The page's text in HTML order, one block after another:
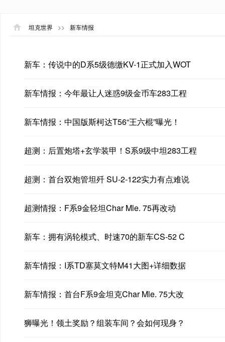
坦克世界 >> 新车情报
新车：传说中的D系5级德缴KV-1正式加入WOT
新车情报：今年最让人迷惑9级金币车283工程
新车情报：中国版斯柯达T56“王六棍”曝光！
超测：后置炮塔+玄学装甲！S系9级中坦283工程
超测：首台双炮管坦歼 SU-2-122实力有点难说
超测情报：F系9金轻坦Char Mle. 75再改动
新车：拥有涡轮模式、时速70的新车CS-52 C
新车情报：I系TD塞莫文特M41大图+详细数据
新车情报：首台F系9金坦克Char Mle. 75大改
狮曝光！领土奖励？组装车间？会如何现身？